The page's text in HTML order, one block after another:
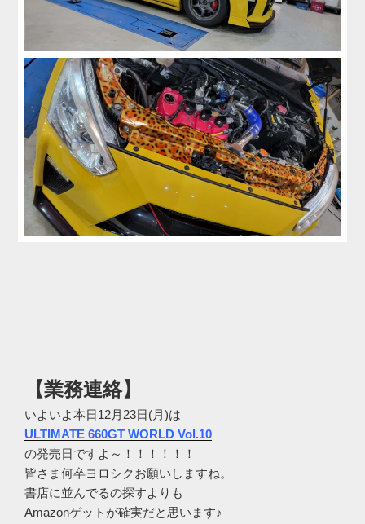
【業務連絡】
いよいよ本日12月23日(月)は
ULTIMATE 660GT WORLD Vol.10
の発売日ですよ～！！！！！！
皆さま何卒ヨロシクお願いしますね。
書店に並んでるの探すよりも
Amazonゲットが確実だと思います♪